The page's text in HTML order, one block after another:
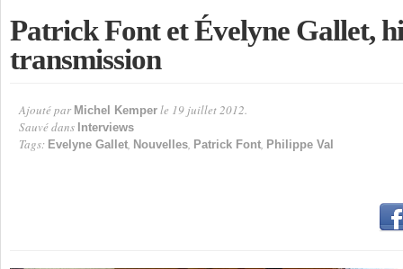
Patrick Font et Évelyne Gallet,
transmission
Ajouté par Michel Kemper le 19 juillet 2012.
Sauvé dans Interviews
Tags: Evelyne Gallet, Nouvelles, Patrick Font, Philippe Val